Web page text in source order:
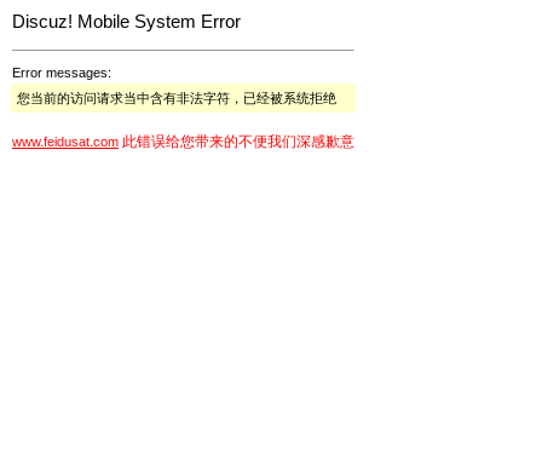
Discuz! Mobile System Error
Error messages:
您当前的访问请求当中含有非法字符，已经被系统拒绝
www.feidusat.com 此错误给您带来的不便我们深感歉意